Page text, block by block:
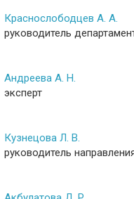
Краснослободцев А. А.
руководитель
Андреева А. Н.
эксперт
Кузнецова Л. В.
руководитель